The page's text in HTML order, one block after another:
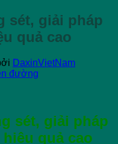
sét, giải pháp
quả cao
DaxinVietNam
sét, giải pháp
quả cao